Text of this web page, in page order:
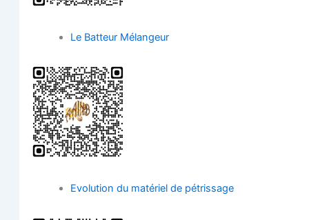
Le Bat­teur Mélangeur
Evo­lu­tion du maté­riel de pétrissage